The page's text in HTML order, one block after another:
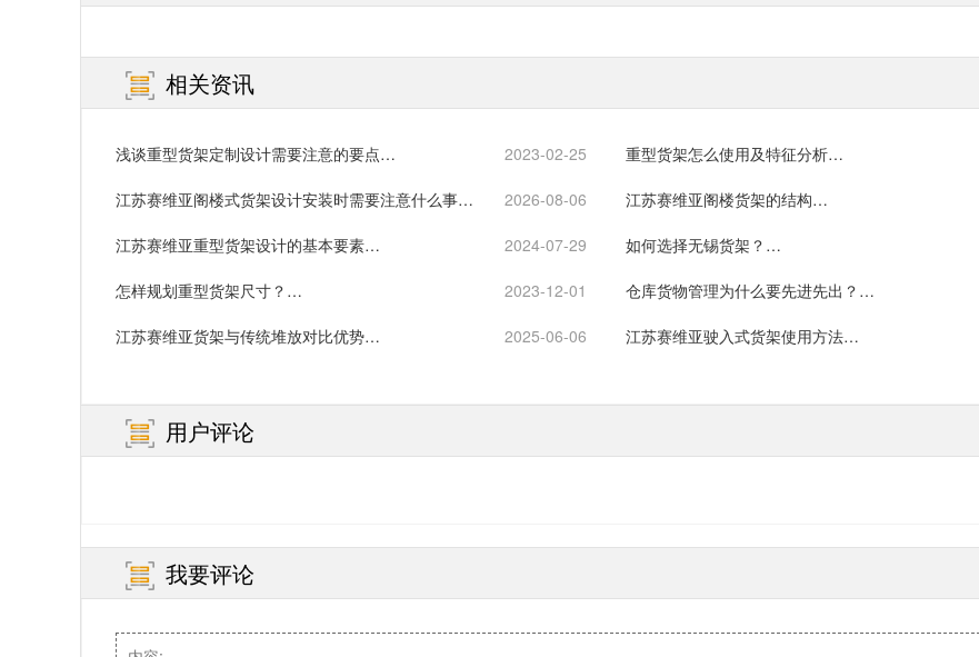
相关资讯
浅谈重型货架定制设计需要注意的要点… 2023-02-25 重型货架怎么使用及特征分析…
江苏赛维亚阁楼式货架设计安装时需要注意什么事
2026-08-06 江苏赛维亚阁楼货架的结构…
江苏赛维亚重型货架设计的基本要素… 2024-07-29 如何选择无锡货架？…
怎样规划重型货架尺寸？… 2023-12-01 仓库货物管理为什么要先进先出？…
江苏赛维亚货架与传统堆放对比优势… 2025-06-06 江苏赛维亚驶入式货架使用方法…
用户评论
我要评论